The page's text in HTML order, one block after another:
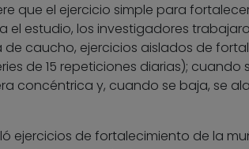
que el ejercicio simple para
el estudio, los investigadores
de caucho, ejercicios aislados de
de 15 repeticiones diarias);
concéntrica y, cuando se baja, se
ejercicios de fortalecimiento de la